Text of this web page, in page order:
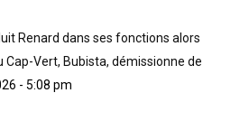
Renard dans ses fonctions alors
Cap-Vert, Bubista, démissionne de
- 5:08 pm